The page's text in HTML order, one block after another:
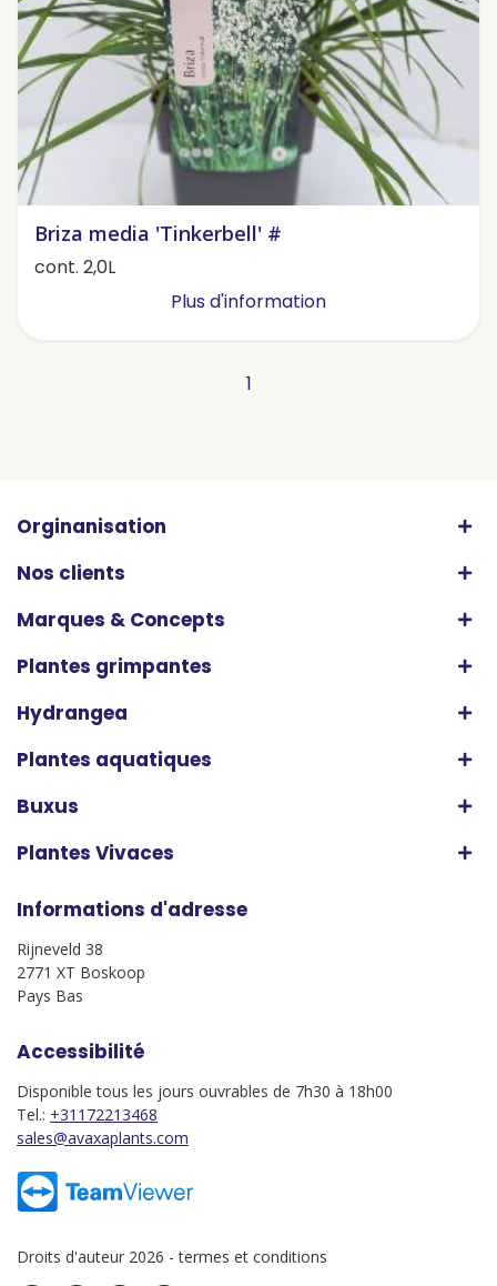
Briza media 'Tinkerbell' #
cont. 2,0L
Plus d'information
1
Orginanisation
Nos clients
Marques & Concepts
Plantes grimpantes
Hydrangea
Plantes aquatiques
Buxus
Plantes Vivaces
Informations d'adresse
Rijneveld 38
2771 XT Boskoop
Pays Bas
Accessibilité
Disponible tous les jours ouvrables de 7h30 à 18h00
Tel.: +31172213468
sales@avaxaplants.com
Droits d'auteur 2026 -termes et conditions